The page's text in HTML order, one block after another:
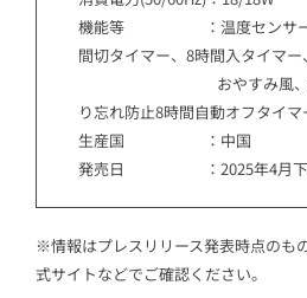
機能等 ：温度センサー、
間切タイマー、8時間入タイマー
おやすみ風、表示
り忘れ防止8時間自動オフタイマ
生産国 ：中国
発売日 ：2025年4月下
※情報はプレスリリース発表時点のも
式サイトなどでご確認ください。